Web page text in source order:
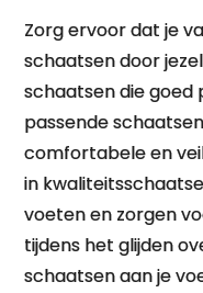
Zorg ervoor dat je
schaatsen door
schaatsen die goed
passende
comfortabele en
in
voeten en zorgen
tijdens het glijden
schaatsen aan je